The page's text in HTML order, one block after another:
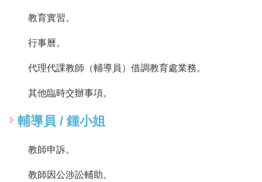
教育實習。
行事曆。
代理代課教師（輔導員）借調教育處業務。
其他臨時交辦事項。
輔導員 / 鍾小姐
教師申訴。
教師因公涉訟輔助。